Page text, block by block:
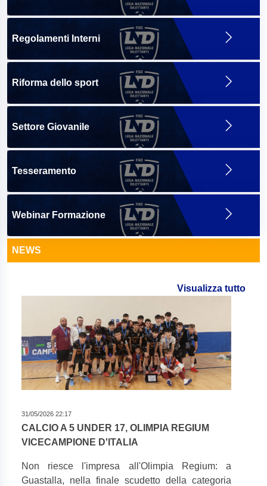
Regolamenti Interni
Riforma dello sport
Settore Giovanile
Tesseramento
Webinar Formazione
NEWS
Visualizza tutto
31/05/2026 22:17
CALCIO A 5 UNDER 17, OLIMPIA REGIUM
VICECAMPIONE D'ITALIA
Non riesce l'impresa all'Olimpia Regium: a
Guastalla, nella finale scudetto della categoria